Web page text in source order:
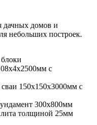
дачных домов и
небольших построек.
с
150х150х3000мм с
300х800мм
толщиной 25мм